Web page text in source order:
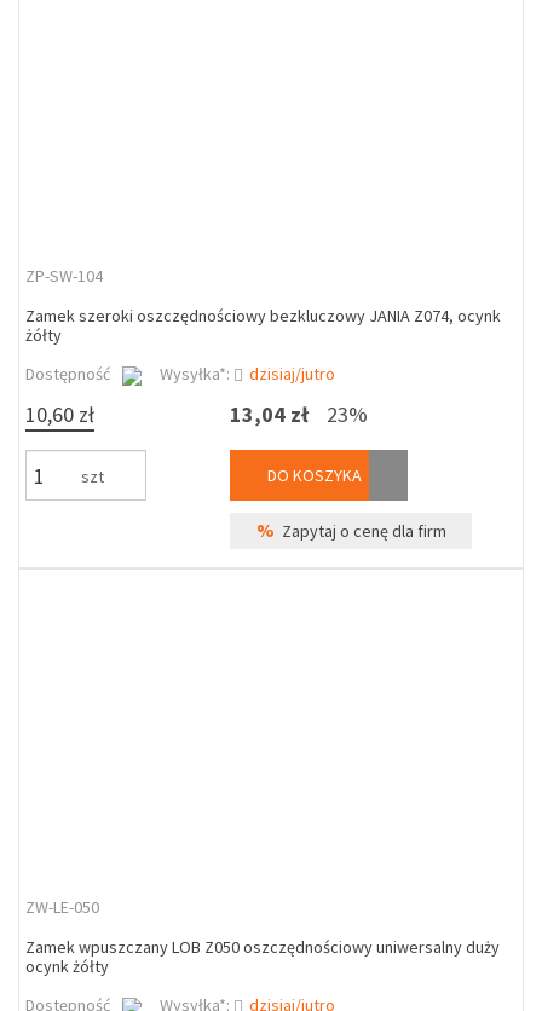
ZP-SW-104
Zamek szeroki oszczędnościowy bezkluczowy JANIA Z074, ocynk
żółty
Dostępność
Wysyłka*: dzisiaj/jutro
10,60 zł
szt
13,04 zł 23%
DO KOSZYKA
% Zapytaj o cenę dla firm
ZW-LE-050
Zamek wpuszczany LOB Z050 oszczędnościowy uniwersalny duży
ocynk żółty
Dostępność
Wysyłka*: dzisiaj/jutro